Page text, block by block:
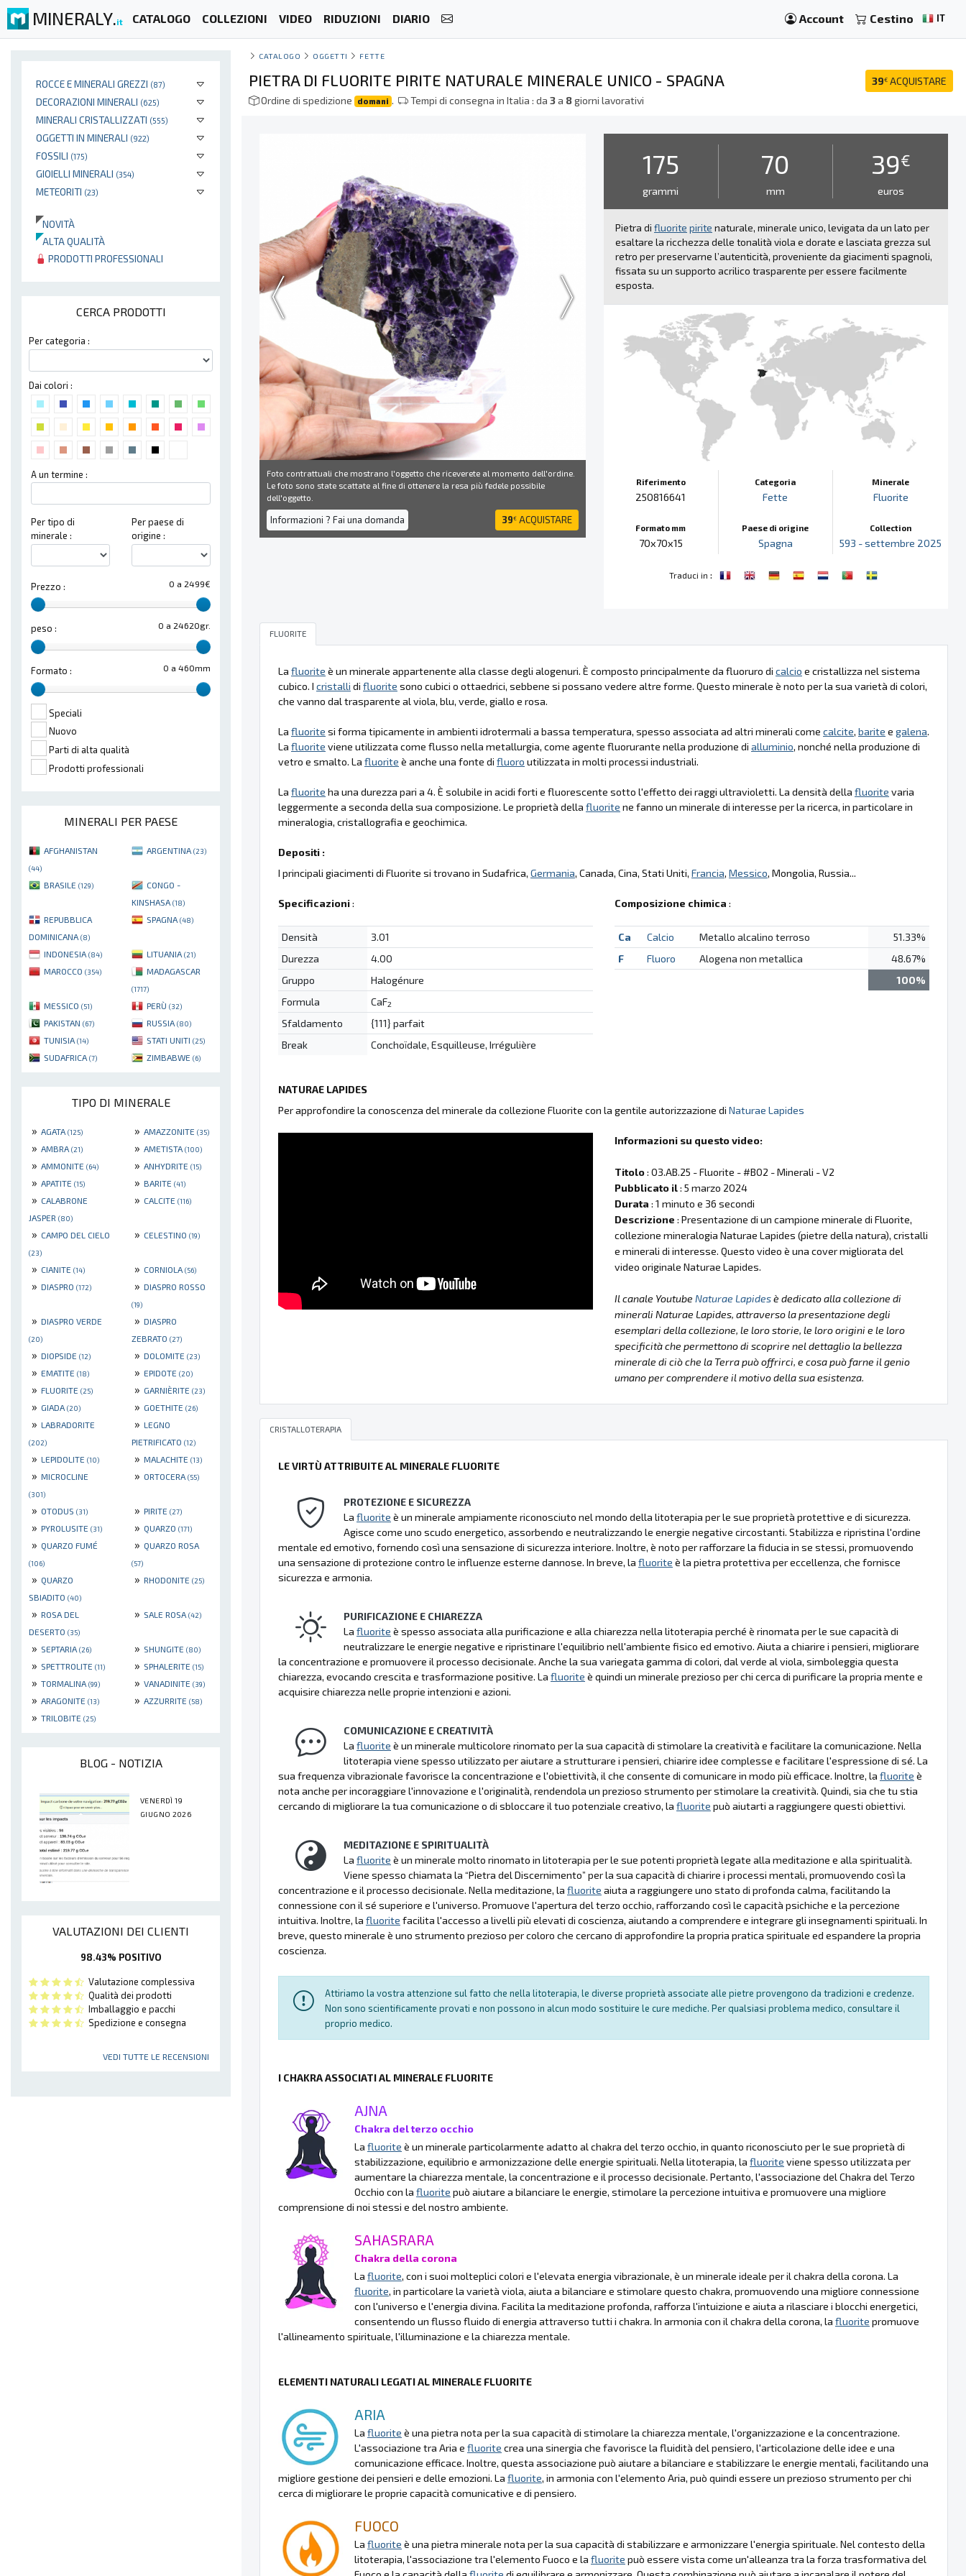
MINERALY.it CATALOGO COLLEZIONI VIDEO RIDUZIONI DIARIO Account Cestino IT
ROCCE E MINERALI GREZZI (87)
DECORAZIONI MINERALI (625)
MINERALI CRISTALLIZZATI (555)
OGGETTI IN MINERALI (922)
FOSSILI (175)
GIOIELLI MINERALI (354)
METEORITI (23)
NOVITÀ
ALTA QUALITÀ
PRODOTTI PROFESSIONALI
CERCA PRODOTTI
Per categoria :
Dai colori :
A un termine :
Per tipo di
minerale :
Per paese di
origine :
0 a 2499€
Prezzo :
0 a 24620gr.
peso :
0 a 460mm
Formato :
Speciali
Nuovo
Parti di alta qualità
Prodotti professionali
MINERALI PER PAESE
AFGHANISTAN
(44)
ARGENTINA (23)
BRASILE (129)
CONGO -
KINSHASA (18)
REPUBBLICA
DOMINICANA (8)
SPAGNA (48)
INDONESIA (84) LITUANIA (21)
MAROCCO (354) MADAGASCAR
(1717)
MESSICO (51) PERÙ (32)
PAKISTAN (67) RUSSIA (80)
TUNISIA (14) STATI UNITI (25)
SUDAFRICA (7) ZIMBABWE (6)
TIPO DI MINERALE
» AGATA (125) » AMAZZONITE (35)
» AMBRA (21) » AMETISTA (100)
» AMMONITE (64) » ANHYDRITE (15)
» APATITE (15) » BARITE (41)
» CALABRONE
JASPER (80)
» CALCITE (116)
» CAMPO DEL CIELO
(23)
» CELESTINO (19)
» CIANITE (14) » CORNIOLA (56)
» DIASPRO (172) » DIASPRO ROSSO
(19)
» DIASPRO VERDE
(20)
» DIASPRO
ZEBRATO (27)
» DIOPSIDE (12) » DOLOMITE (23)
» EMATITE (18) » EPIDOTE (20)
» FLUORITE (25) » GARNIÈRITE (23)
» GIADA (20) » GOETHITE (26)
» LABRADORITE
(202)
» LEGNO
PIETRIFICATO (12)
» LEPIDOLITE (10) » MALACHITE (13)
» MICROCLINE
(301)
» ORTOCERA (55)
» OTODUS (31) » PIRITE (27)
» PYROLUSITE (31) » QUARZO (171)
» QUARZO FUMÉ
(106)
» QUARZO ROSA
(57)
» QUARZO
SBIADITO (40)
» RHODONITE (25)
» ROSA DEL
DESERTO (35)
» SALE ROSA (42)
» SEPTARIA (26) » SHUNGITE (80)
» SPETTROLITE (11) » SPHALERITE (15)
» TORMALINA (99) » VANADINITE (39)
» ARAGONITE (13) » AZZURRITE (58)
» TRILOBITE (25)
BLOG - NOTIZIA
VENERDÌ 19
GIUGNO 2026
VALUTAZIONI DEI CLIENTI
98.43% POSITIVO
Valutazione complessiva
Qualità dei prodotti
Imballaggio e pacchi
Spedizione e consegna
VEDI TUTTE LE RECENSIONI
CATALOGO OGGETTI FETTE
39€ ACQUISTARE
PIETRA DI FLUORITE PIRITE NATURALE MINERALE UNICO - SPAGNA
Ordine di spedizione domani . Tempi di consegna in Italia : da3a 8giorni lavorativi
Foto contrattuali che mostrano l'oggetto che riceverete al momento dell'ordine.
Le foto sono state scattate al fine di ottenere la resa più fedele possibile
dell'oggetto.
Informazioni ? Fai una domanda 39€ ACQUISTARE
175
grammi
70
mm
39€
euros
Pietra di fluorite pirite naturale, minerale unico, levigata da un lato per
esaltare la ricchezza delle tonalità viola e dorate e lasciata grezza sul
retro per preservarne l’autenticità, proveniente da giacimenti spagnoli,
fissata su un supporto acrilico trasparente per essere facilmente
esposta.
Riferimento
250816641
Formato mm
70x70x15
Categoria
Fette
Paese di origine
Spagna
Minerale
Fluorite
Collection
593 - settembre 2025
Traduci in :
FLUORITE
La fluorite è un minerale appartenente alla classe degli alogenuri. È composto principalmente da fluoruro di calcio e cristallizza nel sistema
cubico. I cristalli di fluorite sono cubici o ottaedrici, sebbene si possano vedere altre forme. Questo minerale è noto per la sua varietà di colori,
che vanno dal trasparente al viola, blu, verde, giallo e rosa.
La fluorite si forma tipicamente in ambienti idrotermali a bassa temperatura, spesso associata ad altri minerali come calcite, barite e galena.
La fluorite viene utilizzata come flusso nella metallurgia, come agente fluorurante nella produzione di alluminio, nonché nella produzione di
vetro e smalto. La fluorite è anche una fonte di fluoro utilizzata in molti processi industriali.
La fluorite ha una durezza pari a 4. È solubile in acidi forti e fluorescente sotto l'effetto dei raggi ultravioletti. La densità della fluorite varia
leggermente a seconda della sua composizione. Le proprietà della fluorite ne fanno un minerale di interesse per la ricerca, in particolare in
mineralogia, cristallografia e geochimica.
Depositi :
I principali giacimenti di Fluorite si trovano in Sudafrica, Germania, Canada, Cina, Stati Uniti, Francia, Messico, Mongolia, Russia...
Specificazioni:
Densità
3.01
Durezza
4.00
Gruppo
Halogénure
Formula
CaF2
Sfaldamento
{111} parfait
Break
Conchoïdale, Esquilleuse, Irrégulière
Composizione chimica :
Ca Calcio Metallo alcalino terroso
51.33%
F
Fluoro Alogena non metallica
48.67%
100%
NATURAE LAPIDES
Per approfondire la conoscenza del minerale da collezione Fluorite con la gentile autorizzazione di Naturae Lapides
Informazioni su questo video:
Titolo: 03.AB.25 - Fluorite - #B02 - Minerali - V2
Pubblicato il: 5 marzo 2024
Durata : 1 minuto e 36 secondi
Descrizione : Presentazione di un campione minerale di Fluorite,
collezione mineralogia Naturae Lapides (pietre della natura), cristalli
e minerali di interesse. Questo video è una cover migliorata del
video originale Naturae Lapides.
Il canale Youtube Naturae Lapidesè dedicato alla collezione di
minerali Naturae Lapides, attraverso la presentazione degli
esemplari della collezione, le loro storie, le loro origini e le loro
specificità che permettono di scoprire nel dettaglio la bellezza
minerale di ciò che la Terra può offrirci, e cosa può farne il genio
umano per comprendere il motivo della sua esistenza.
CRISTALLOTERAPIA
LE VIRTÙ ATTRIBUITE AL MINERALE FLUORITE
PROTEZIONE E SICUREZZA
La fluorite è un minerale ampiamente riconosciuto nel mondo della litoterapia per le sue proprietà protettive e di sicurezza.
Agisce come uno scudo energetico, assorbendo e neutralizzando le energie negative circostanti. Stabilizza e ripristina l'ordine
mentale ed emotivo, fornendo così una sensazione di sicurezza interiore. Inoltre, è noto per rafforzare la fiducia in se stessi, promuovendo
una sensazione di protezione contro le influenze esterne dannose. In breve, la fluorite è la pietra protettiva per eccellenza, che fornisce
sicurezza e armonia.
PURIFICAZIONE E CHIAREZZA
La fluorite è spesso associata alla purificazione e alla chiarezza nella litoterapia perché è rinomata per le sue capacità di
neutralizzare le energie negative e ripristinare l'equilibrio nell'ambiente fisico ed emotivo. Aiuta a chiarire i pensieri, migliorare
la concentrazione e promuovere il processo decisionale. Anche la sua variegata gamma di colori, dal verde al viola, simboleggia questa
chiarezza, evocando crescita e trasformazione positive. La fluorite è quindi un minerale prezioso per chi cerca di purificare la propria mente e
acquisire chiarezza nelle proprie intenzioni e azioni.
COMUNICAZIONE E CREATIVITÀ
La fluorite è un minerale multicolore rinomato per la sua capacità di stimolare la creatività e facilitare la comunicazione. Nella
litoterapia viene spesso utilizzato per aiutare a strutturare i pensieri, chiarire idee complesse e facilitare l'espressione di sé. La
sua frequenza vibrazionale favorisce la concentrazione e l'obiettività, il che consente di comunicare in modo più efficace. Inoltre, la fluorite è
nota anche per incoraggiare l'innovazione e l'originalità, rendendola un prezioso strumento per stimolare la creatività. Quindi, sia che tu stia
cercando di migliorare la tua comunicazione o di sbloccare il tuo potenziale creativo, la fluorite può aiutarti a raggiungere questi obiettivi.
MEDITAZIONE E SPIRITUALITÀ
La fluorite è un minerale molto rinomato in litoterapia per le sue potenti proprietà legate alla meditazione e alla spiritualità.
Viene spesso chiamata la “Pietra del Discernimento” per la sua capacità di chiarire i processi mentali, promuovendo così la
concentrazione e il processo decisionale. Nella meditazione, la fluorite aiuta a raggiungere uno stato di profonda calma, facilitando la
connessione con il sé superiore e l'universo. Promuove l'apertura del terzo occhio, rafforzando così le capacità psichiche e la percezione
intuitiva. Inoltre, la fluorite facilita l'accesso a livelli più elevati di coscienza, aiutando a comprendere e integrare gli insegnamenti spirituali. In
breve, questo minerale è uno strumento prezioso per coloro che cercano di approfondire la propria pratica spirituale ed espandere la propria
coscienza.
Attiriamo la vostra attenzione sul fatto che nella litoterapia, le diverse proprietà associate alle pietre provengono da tradizioni e credenze.
Non sono scientificamente provati e non possono in alcun modo sostituire le cure mediche. Per qualsiasi problema medico, consultare il
proprio medico.
I CHAKRA ASSOCIATI AL MINERALE FLUORITE
AJNA
Chakra del terzo occhio
La fluorite è un minerale particolarmente adatto al chakra del terzo occhio, in quanto riconosciuto per le sue proprietà di
stabilizzazione, equilibrio e armonizzazione delle energie spirituali. Nella litoterapia, la fluorite viene spesso utilizzata per
aumentare la chiarezza mentale, la concentrazione e il processo decisionale. Pertanto, l'associazione del Chakra del Terzo
Occhio con la fluorite può aiutare a bilanciare le energie, stimolare la percezione intuitiva e promuovere una migliore
comprensione di noi stessi e del nostro ambiente.
SAHASRARA
Chakra della corona
La fluorite, con i suoi molteplici colori e l'elevata energia vibrazionale, è un minerale ideale per il chakra della corona. La
fluorite, in particolare la varietà viola, aiuta a bilanciare e stimolare questo chakra, promuovendo una migliore connessione
con l'universo e l'energia divina. Facilita la meditazione profonda, rafforza l'intuizione e aiuta a rilasciare i blocchi energetici,
consentendo un flusso fluido di energia attraverso tutti i chakra. In armonia con il chakra della corona, la fluorite promuove
l'allineamento spirituale, l'illuminazione e la chiarezza mentale.
ELEMENTI NATURALI LEGATI AL MINERALE FLUORITE
ARIA
La fluorite è una pietra nota per la sua capacità di stimolare la chiarezza mentale, l'organizzazione e la concentrazione.
L'associazione tra Aria e fluorite crea una sinergia che favorisce la fluidità del pensiero, l'articolazione delle idee e una
comunicazione efficace. Inoltre, questa associazione può aiutare a bilanciare e stabilizzare le energie mentali, facilitando una
migliore gestione dei pensieri e delle emozioni. La fluorite, in armonia con l'elemento Aria, può quindi essere un prezioso strumento per chi
cerca di migliorare le proprie capacità comunicative e di pensiero.
FUOCO
La fluorite è una pietra minerale nota per la sua capacità di stabilizzare e armonizzare l'energia spirituale. Nel contesto della
litoterapia, l'associazione tra l'elemento Fuoco e la fluorite può essere vista come un'alleanza tra la forza trasformativa del